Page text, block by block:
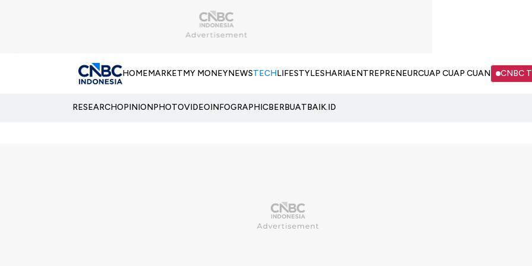
HOMEMARKETMY MONEYNEWSTECHLIFESTYLESHARIAENTREPRENEURCUAP CUAP CUAN CNBC
RESEARCHOPINIONPHOTOVIDEOINFOGRAPHICBERBUATBAIK.ID